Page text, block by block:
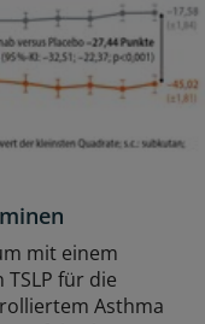
mit einem
für die
Asthma